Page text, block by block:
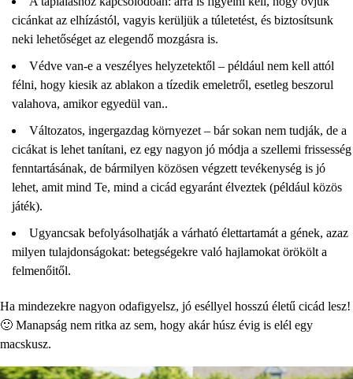
cicánkat az elhízástól, vagyis kerüljük a túletetést, és biztosítsunk
neki lehetőséget az elegendő mozgásra is.
Védve van-e a veszélyes helyzetektől – például nem kell attól
félni, hogy kiesik az ablakon a tízedik emeletről, esetleg beszorul
valahova, amikor egyedül van..
Változatos, ingergazdag környezet – bár sokan nem tudják, de a
cicákat is lehet tanítani, ez egy nagyon jó módja a szellemi frissesség
fenntartásának, de bármilyen közösen végzett tevékenység is jó
lehet, amit mind Te, mind a cicád egyaránt élveztek (például közös
játék).
Ugyancsak befolyásolhatják a várható élettartamát a gének, azaz
milyen tulajdonságokat: betegségekre való hajlamokat örökölt a
felmenőitől.
Ha mindezekre nagyon odafigyelsz, jó eséllyel hosszú életű cicád lesz!
🙂 Manapság nem ritka az sem, hogy akár húsz évig is elél egy
macskusz.